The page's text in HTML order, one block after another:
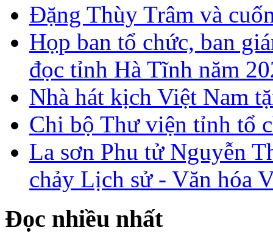
Đặng Thùy Trâm và
Họp ban tổ chức, ban
đọc tỉnh Hà Tĩnh năm
Nhà hát kịch Việt Nam
Chi bộ Thư viện tỉnh tổ
La sơn Phu tử Nguyễn
chảy Lịch sử - Văn hóa
Đọc nhiều nhất